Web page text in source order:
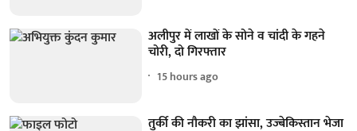
अलीपुर में लाखों के सोने व चांदी के गहने
चोरी, दो गिरफ्तार
15 hours ago
तुर्की की नौकरी का झांसा, उज्बेकिस्तान भेजा